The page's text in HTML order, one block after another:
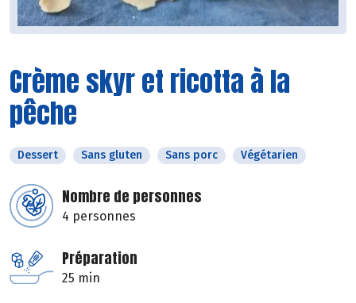
Crème skyr et ricotta à la
pêche
Dessert Sans gluten Sans porc Végétarien
Nombre de personnes
4 personnes
Préparation
25 min